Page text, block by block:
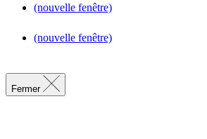
(nouvelle fenêtre)
(nouvelle fenêtre)
Fermer